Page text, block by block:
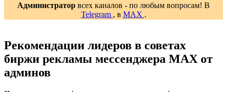
Администратор всех каналов - по любым вопросам! В
Telegram , в MAX .
Рекомендации лидеров в советах
биржи рекламы мессенджера MAX от
админов